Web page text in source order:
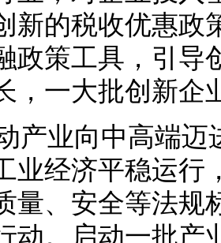
新的税收优惠政
政策工具，引导
，一大批创新企
业向中高端迈
业经济平稳运
量、安全等法规
动。启动一批产